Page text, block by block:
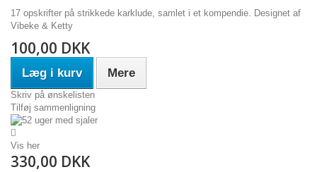
17 opskrifter på strikkede karklude, samlet i et kompendie. Designet af
Vibeke & Ketty
100,00 DKK
Læg i kurv Mere
Skriv på ønskelisten
Tilføj sammenligning
Vis her
330,00 DKK